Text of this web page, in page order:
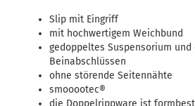
Slip mit Eingriff
mit hochwertigem Weichbund
gedoppeltes Suspensorium
Beinabschlüssen
ohne störende Seitennähte
smooootec®
die Doppelrippware ist